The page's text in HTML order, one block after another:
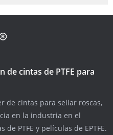
de cintas de PTFE para
de cintas para sellar roscas,
en la industria en el
PTFE y películas de EPTFE.